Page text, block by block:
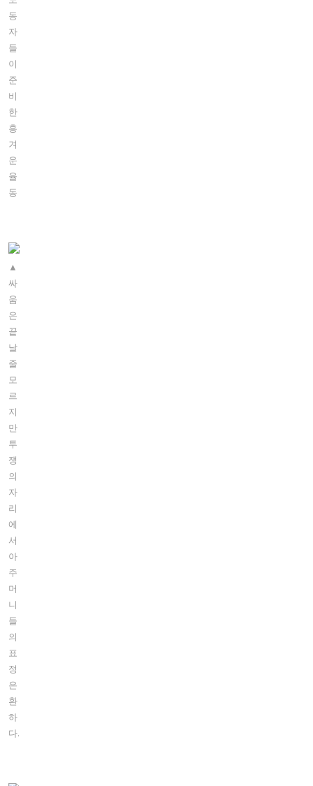
동
자
들
이
준
비
한
흥
겨
운
율
동
▲
싸
움
은
끝
날
줄
모
르
지
만
투
쟁
의
자
리
에
서
아
주
머
니
들
의
표
정
은
환
하
다.